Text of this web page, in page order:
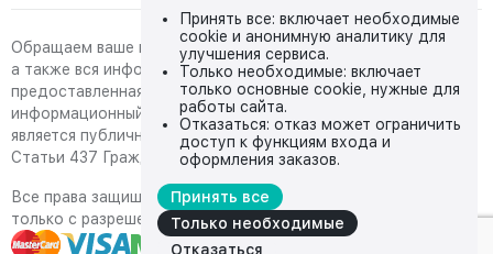
Обращаем ваше внимание на то, что данный интернет-сайт,
а также вся информация о товарах и ценах,
предоставленная на нём, носит исключительно
информационный характер и ни при каких условиях не
является публичной офертой, определяемой положениями
Статьи 437 Гражданского кодекса Российской Федерации.
Все права защищены, любое копирование с сайта возможно
только с разрешения владельца сайта
Принять все: включает необходимые
cookie и анонимную аналитику для
улучшения сервиса.
Только необходимые: включает
только основные cookie, нужные для
работы сайта.
Отказаться: отказ может ограничить
доступ к функциям входа и
оформления заказов.
Принять все
Только необходимые
Отказаться